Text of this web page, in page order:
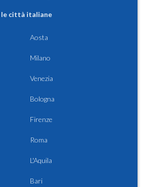
le città italiane
Aosta
Milano
Venezia
Bologna
Firenze
Roma
L'Aquila
Bari